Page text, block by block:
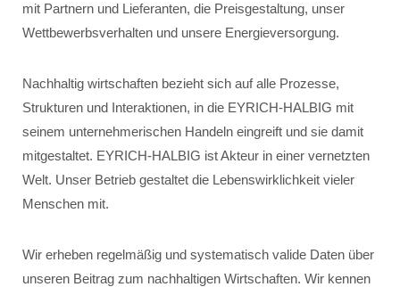
mit Partnern und Lieferanten, die Preisgestaltung, unser
Wettbewerbsverhalten und unsere Energieversorgung.
Nachhaltig wirtschaften bezieht sich auf alle Prozesse,
Strukturen und Interaktionen, in die EYRICH-HALBIG mit
seinem unternehmerischen Handeln eingreift und sie damit
mitgestaltet. EYRICH-HALBIG ist Akteur in einer vernetzten
Welt. Unser Betrieb gestaltet die Lebenswirklichkeit vieler
Menschen mit.
Wir erheben regelmäßig und systematisch valide Daten über
unseren Beitrag zum nachhaltigen Wirtschaften. Wir kennen